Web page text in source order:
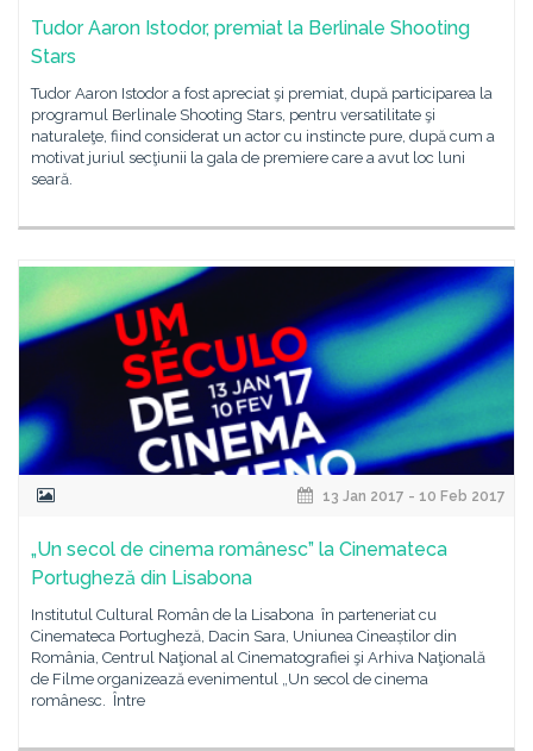
Tudor Aaron Istodor, premiat la Berlinale Shooting
Stars
Tudor Aaron Istodor a fost apreciat şi premiat, după participarea la
programul Berlinale Shooting Stars, pentru versatilitate şi
naturaleţe, fiind considerat un actor cu instincte pure, după cum a
motivat juriul secţiunii la gala de premiere care a avut loc luni
seară.
13 Jan 2017 - 10 Feb 2017
„Un secol de cinema românesc” la Cinemateca
Portugheză din Lisabona
Institutul Cultural Român de la Lisabona în parteneriat cu
Cinemateca Portugheză, Dacin Sara, Uniunea Cineaștilor din
România, Centrul Naţional al Cinematografiei şi Arhiva Naţională
de Filme organizează evenimentul „Un secol de cinema
românesc. Între